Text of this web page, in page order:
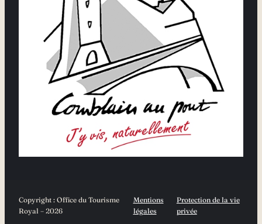
Copyright : Office du Tourisme
Royal – 2026
Mentions
légales
Protection de la vie
privée